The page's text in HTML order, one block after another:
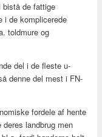
bistå de fattige
i de komplicerede
toldmure og
del i de fleste u-
denne del mest i FN-
fordele af hente
landbrug men